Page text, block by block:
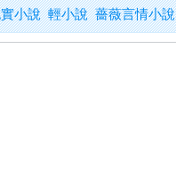
小說 輕小說 薔薇言情小說